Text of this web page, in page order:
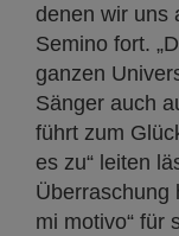
denen wir uns
Semino fort.
ganzen
Sänger auch
führt zum
es zu“ leiten
Überraschung
mi motivo“ für